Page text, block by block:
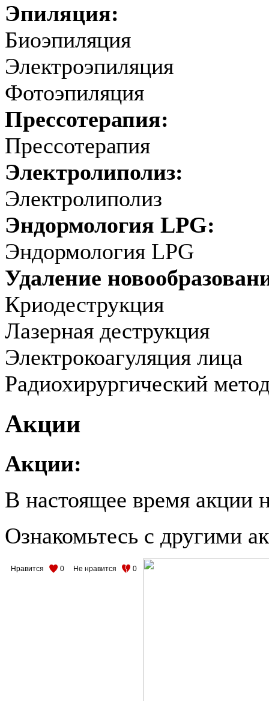
Эпиляция:
Биоэпиляция
Электроэпиляция
Фотоэпиляция
Прессотерапия:
Прессотерапия
Электролиполиз:
Электролиполиз
Эндормология LPG:
Эндормология LPG
Удаление
Криодеструкция
Лазерная деструкция
Электрокоагуляция лица
Радиохирургический
Акции
Акции:
В настоящее время акции
Ознакомьтесь с другими
Нравится 0 Не нравится 0